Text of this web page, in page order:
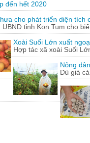
đến hết 2020
cho phát triển diện tích
UBND tỉnh Kon Tum cho
Xoài Suối Lớn xuất
Hợp tác xã xoài Suối
Nông
Dù giá